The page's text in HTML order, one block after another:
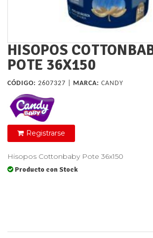
HISOPOS
POTE 36X150
CÓDIGO: 2607327 | MARCA: CANDY
Registrarse
Hisopos Cottonbaby Pote 36x150
Producto con Stock